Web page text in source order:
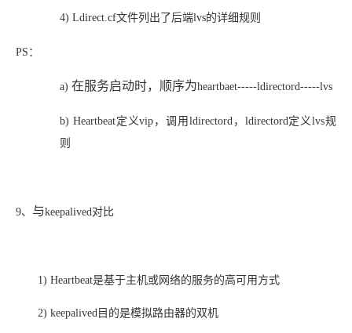
4) Ldirect.cf文件列出了后端lvs的详细规则
PS：
a) 在服务启动时，顺序为heartbaet-----ldirectord-----lvs
b) Heartbeat定义vip，调用ldirectord，ldirectord定义lvs规
则
9、 与keepalived对比
1) Heartbeat是基于主机或网络的服务的高可用方式
2) keepalived目的是模拟路由器的双机